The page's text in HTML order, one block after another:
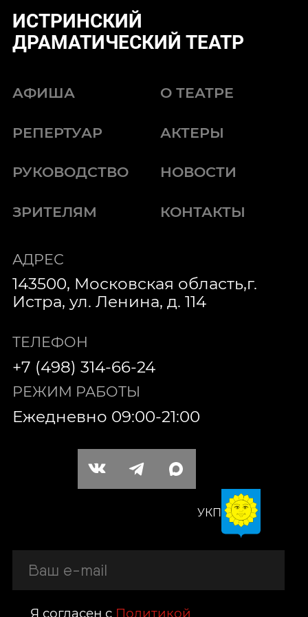
ИСТРИНСКИЙ
ДРАМАТИЧЕСКИЙ ТЕАТР
АФИША О ТЕАТРЕ
РЕПЕРТУАР АКТЕРЫ
РУКОВОДСТВО НОВОСТИ
ЗРИТЕЛЯМ КОНТАКТЫ
АДРЕС
143500, Московская область,г.
Истра, ул. Ленина, д. 114
ТЕЛЕФОН
+7 (498) 314-66-24
РЕЖИМ РАБОТЫ
Ежедневно 09:00-21:00
УКП
Я согласен с Политикой